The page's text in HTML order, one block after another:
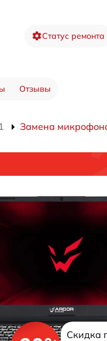
Статус ремонта
Отзывы
Замена
Скидка